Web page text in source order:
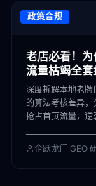
政策合规
老店必看！
流量枯竭全
深度拆解本地老牌
的算法考核差异
抢占首页流量，逆
企跃龙门 GEO